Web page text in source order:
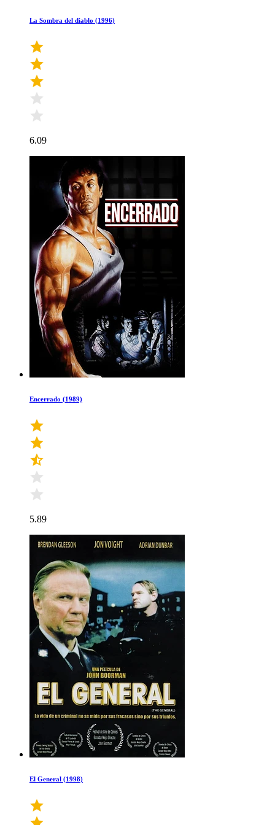
La Sombra del diablo (1996)
6.09
Encerrado (1989)
5.89
El General (1998)